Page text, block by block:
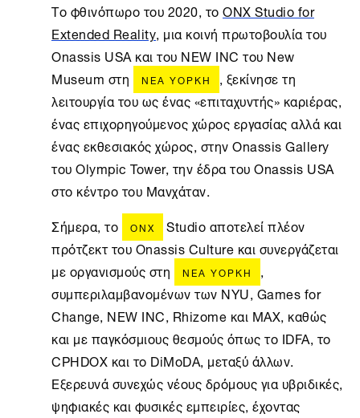
Το φθινόπωρο του 2020, τoONX Studio for
Extended Reality, μια κοινή πρωτοβουλία του
Onassis USA και του NEW INC του New
Museum στη
ΝΈΑ ΥΌΡΚΗ
, ξεκίνησε τη
λειτουργία του ως ένας «επιταχυντής» καριέρας,
ένας επιχορηγούμενος χώρος εργασίας αλλά και
ένας εκθεσιακός χώρος, στην Onassis Gallery
του Olympic Tower, την έδρα του Onassis USA
στο κέντρο του Μανχάταν.
Σήμερα, το
ONX
Studio αποτελεί πλέον
πρότζεκτ του Onassis Culture και συνεργάζεται
με οργανισμούς στη
ΝΈΑ ΥΌΡΚΗ
,
συμπεριλαμβανομένων των NYU, Games for
Change, NEW INC, Rhizome και MAX, καθώς
και με παγκόσμιους θεσμούς όπως το IDFA, το
CPHDOX και το DiMoDA, μεταξύ άλλων.
Εξερευνά συνεχώς νέους δρόμους για υβριδικές,
ψηφιακές και φυσικές εμπειρίες, έχοντας